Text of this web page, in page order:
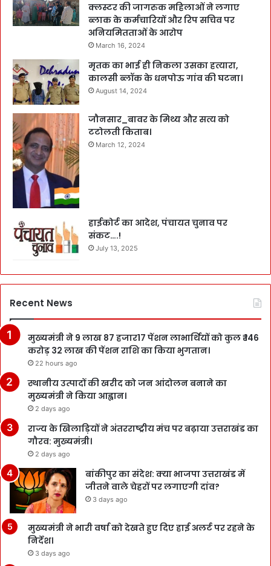
क्लस्टर की जागरुक महिलाओं ने लगाए
ब्लाक के कर्मचारियों और रिप सचिव पर
अनियमितताओं के आरोप
March 16, 2024
मृतक का भाई ही निकला उसका हत्यारा,
कालसी ब्लॉक के धनपोऊ गांव की घटना।
August 14, 2024
जौनसार_बावर के मिथ्य और सत्य को
टटोलती किताब।
March 12, 2024
हाईकोर्ट का आदेश, पंचायत चुनाव पर
संकट….!
July 13, 2025
Recent News
मुख्यमंत्री ने 9 लाख 87 हजार17 पेंशन लाभार्थियों को कुल ₹ 146
करोड़ 32 लाख की पेंशन राशि का किया भुगतान।
22 hours ago
स्थानीय उत्पादों की खरीद को जन आंदोलन बनाने का
मुख्यमंत्री ने किया आह्वान।
2 days ago
राज्य के खिलाड़ियों ने अंतरराष्ट्रीय मंच पर बढ़ाया उत्तराखंड का
गौरव: मुख्यमंत्री।
2 days ago
बांकीपुर का संदेश: क्या भाजपा उत्तराखंड में
जीतने वाले चेहरों पर लगाएगी दांव?
3 days ago
मुख्यमंत्री ने भारी वर्षा को देखते हुए दिए हाई अलर्ट पर रहने के
निर्देश।
3 days ago